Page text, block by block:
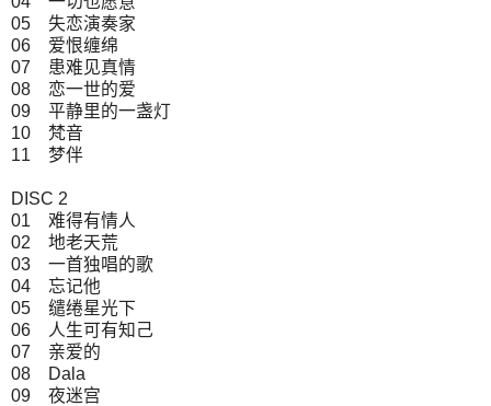
05 失恋演奏家
06 爱恨缠绵
07 患难见真情
08 恋一世的爱
09 平静里的一盏灯
10 梵音
11 梦伴
DISC 2
01 难得有情人
02 地老天荒
03 一首独唱的歌
04 忘记他
05 缱绻星光下
06 人生可有知己
07 亲爱的
08 Dala
09 夜迷宫